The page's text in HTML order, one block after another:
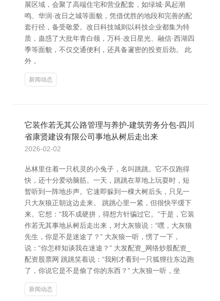
展区域，会聚了高端住宅和营业配套，如绿城·凤起潮
鸣、华润·改日之城等面貌，凭借优胜的地段和完善的配
套行径，备受敬爱。改日科技城则以科技企业都集为特
质，蛊惑了大批年青白领，万科·改日星光、融信·西湖四
季等面貌，不仅交通便利，还具备邃密的投资后劲。 此
外，
新闻动态
它装作若无其公路管理与养护-建筑劳务分包-四川
省康贤建设有限公司事地从树后走出来
2026-02-02
丛林里住着一只机灵的小兔子，名叫跳跳。它不仅跑得
快，还十分爱动脑筋。一天，跳跳在草地上玩耍时，短
暂听到一阵地步声。它速即躲到一棵大树后头，只见一
只大灰狼正朝这边走来。 跳跳心里一紧，但很快平缓下
来。它想：“我不成硬拼，得想方针骗过它。”于是，它装
作若无其事地从树后走出来，对大灰狼说：“嘿，大灰狼
先生，你是不是迷途了？” 大灰狼一听，愣了一下，
说：“你怎样知谈我在迷途？” 大发配资_网络炒股配资_
配资股票网 跳跳笑着说：“我刚才看到一只狐狸往东边跑
了，你说它是不是偷了你的东西？” 大灰狼一听，坐
新闻动态